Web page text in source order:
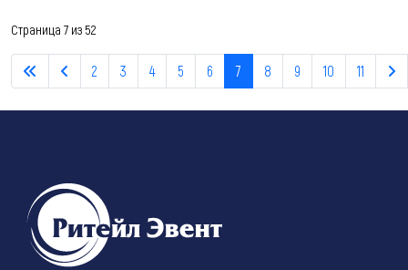
Страница 7 из 52
2 3 4 5 6 7 8 9 10 11